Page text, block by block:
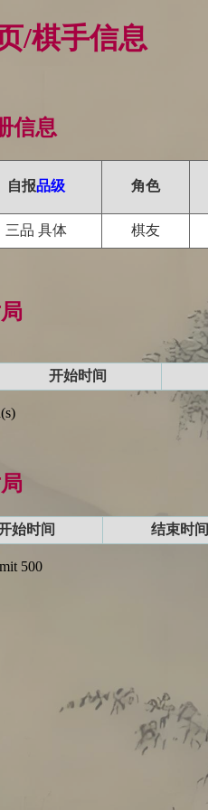
/棋手信息
信息
自报品级 角色
三品 具体 棋友
开始时间
始时间 结束时间
500